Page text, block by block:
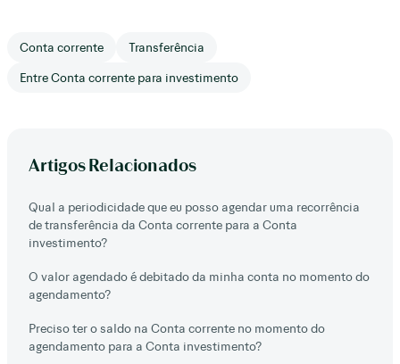
Conta corrente
Transferência
Entre Conta corrente para investimento
Artigos Relacionados
Qual a periodicidade que eu posso agendar uma recorrência
de transferência da Conta corrente para a Conta
investimento?
O valor agendado é debitado da minha conta no momento do
agendamento?
Preciso ter o saldo na Conta corrente no momento do
agendamento para a Conta investimento?